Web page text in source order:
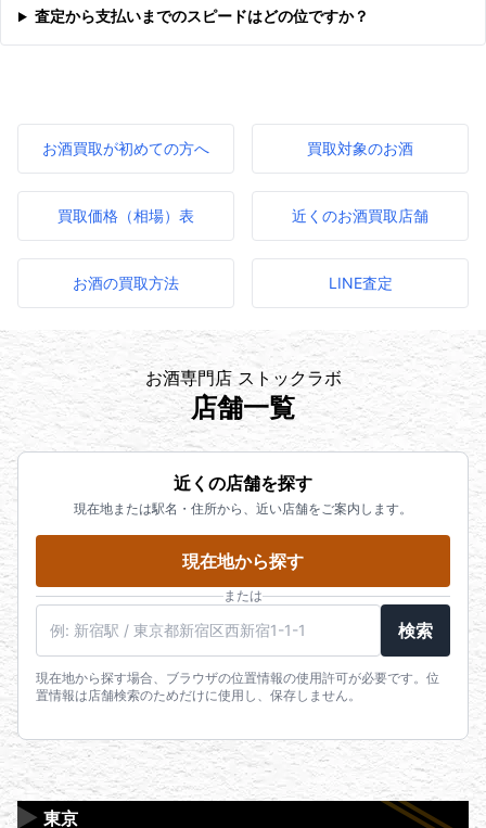
査定から支払いまでのスピードはどの位ですか？
お酒買取が初めての方へ 買取対象のお酒
買取価格（相場）表 近くのお酒買取店舗
お酒の買取方法 LINE査定
お酒専門店 ストックラボ
店舗一覧
近くの店舗を探す
現在地または駅名・住所から、近い店舗をご案内します。
現在地から探す
または
検索
現在地から探す場合、ブラウザの位置情報の使用許可が必要です。位
置情報は店舗検索のためだけに使用し、保存しません。
東京
▶